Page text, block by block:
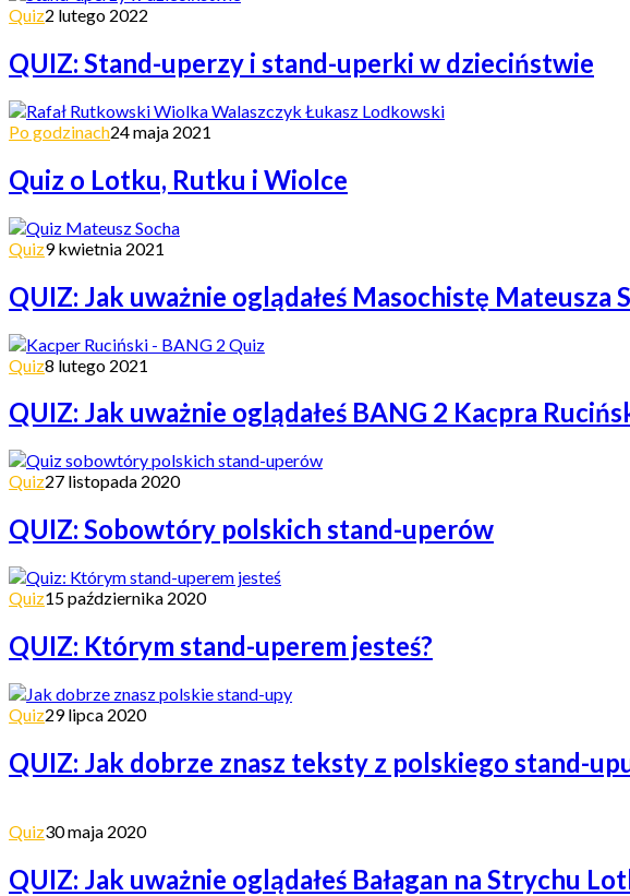
Quiz2 lutego 2022
QUIZ: Stand-uperzy i stand-uperki w dzieciństwie
Po godzinach24 maja 2021
Quiz o Lotku, Rutku i Wiolce
Quiz9 kwietnia 2021
QUIZ: Jak uważnie oglądałeś Masochistę Mateusza
Quiz8 lutego 2021
QUIZ: Jak uważnie oglądałeś BANG 2 Kacpra
Quiz27 listopada 2020
QUIZ: Sobowtóry polskich stand-uperów
Quiz15 października 2020
QUIZ: Którym stand-uperem jesteś?
Quiz29 lipca 2020
QUIZ: Jak dobrze znasz teksty z polskiego stand-
Quiz30 maja 2020
QUIZ: Jak uważnie oglądałeś Bałagan na Strychu